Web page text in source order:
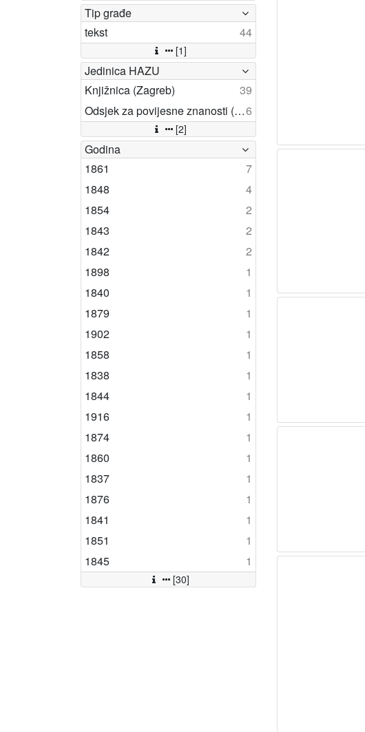
Tip građe
tekst
44
[1]
Jedinica HAZU
Knjižnica (Zagreb)
39
Odsjek za povijesne znanosti (Zagreb 1948)6
[2]
Godina
1861
7
1848
4
1854
2
1843
2
1842
2
1898
1
1840
1
1879
1
1902
1
1858
1
1838
1
1844
1
1916
1
1874
1
1860
1
1837
1
1876
1
1841
1
1851
1
1845
1
[30]